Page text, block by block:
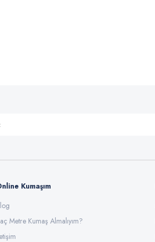
Kumaşım
Metre Kumaş Almalıyım?